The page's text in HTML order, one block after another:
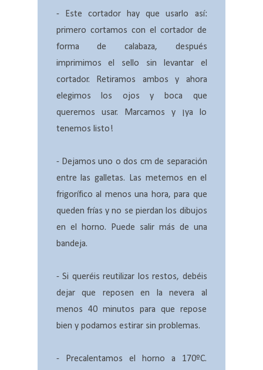
- Este cortador hay que usarlo así:
primero cortamos con el cortador de
forma de calabaza, después
imprimimos el sello sin levantar el
cortador. Retiramos ambos y ahora
elegimos los ojos y boca que
queremos usar. Marcamos y ¡ya lo
tenemos listo!
- Dejamos uno o dos cm de separación
entre las galletas. Las metemos en el
frigorífico al menos una hora, para que
queden frías y no se pierdan los dibujos
en el horno. Puede salir más de una
bandeja.
- Si queréis reutilizar los restos, debéis
dejar que reposen en la nevera al
menos 40 minutos para que repose
bien y podamos estirar sin problemas.
- Precalentamos el horno a 170ºC.